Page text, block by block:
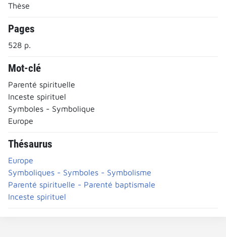
Thèse
Pages
528 p.
Mot-clé
Parenté spirituelle
Inceste spirituel
Symboles - Symbolique
Europe
Thésaurus
Europe
Symboliques - Symboles - Symbolisme
Parenté spirituelle - Parenté baptismale
Inceste spirituel